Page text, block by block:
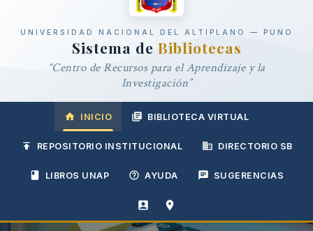
UNIVERSIDAD NACIONAL DEL ALTIPLANO — PUNO
Sistema de Bibliotecas
“Centro de Recursos para el Aprendizaje y la
Investigación”
INICIO BIBLIOTECA VIRTUAL
REPOSITORIO INSTITUCIONAL DIRECTORIO SB
LIBROS UNAP AYUDA SUGERENCIAS